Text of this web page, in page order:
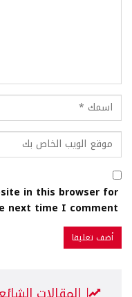
in this browser for
next time I comment.